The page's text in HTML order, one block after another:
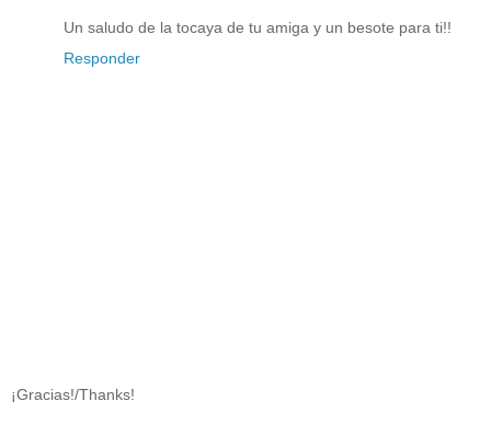
Un saludo de la tocaya de tu amiga y un besote para ti!!
Responder
¡Gracias!/Thanks!